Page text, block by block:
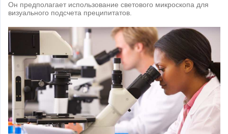
Он предполагает использование светового микроскопа для
визуального подсчета преципитатов.